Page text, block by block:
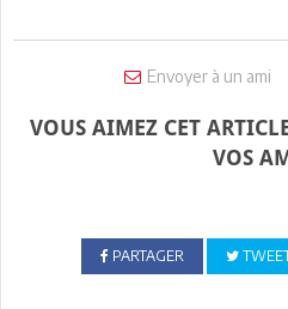
Envoyer à un ami
VOUS AIMEZ CET
VOS
PARTAGER